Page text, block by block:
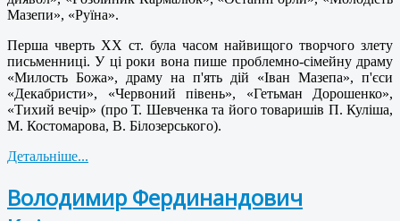
Мазепи», «Руїна».
Перша чверть XX ст. була часом найвищого творчого злету
письменниці. У ці роки вона пише проблемно-сімейну драму
«Милость Божа», драму на п'ять дій «Іван Мазепа», п'єси
«Декабристи», «Червоний півень», «Гетьман Дорошенко»,
«Тихий вечір» (про Т. Шевченка та його товаришів П. Куліша,
М. Костомарова, В. Білозерського).
Детальніше...
Володимир Фердинандович